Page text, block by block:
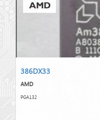
386DX33
AMD
PGA132